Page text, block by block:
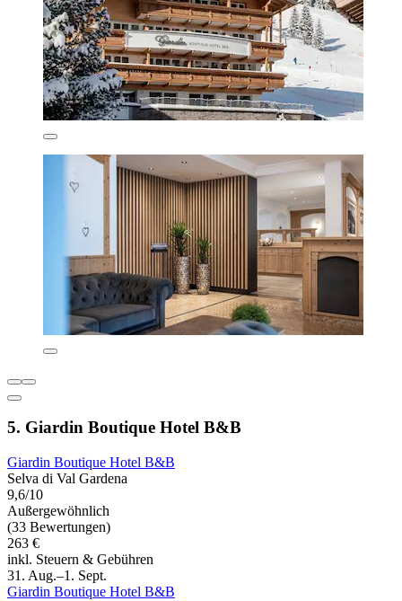
5. Giardin Boutique Hotel B&B
Giardin Boutique Hotel B&B
Selva di Val Gardena
9,6/10
Außergewöhnlich
(33 Bewertungen)
263 €
inkl. Steuern & Gebühren
31. Aug.–1. Sept.
Giardin Boutique Hotel B&B